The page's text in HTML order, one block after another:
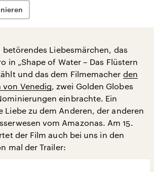
betörendes Liebesmärchen, das
in „Shape of Water – Das Flüstern
und das dem Filmemacher den
von Venedig, zwei Golden Globes
einbrachte. Ein
Liebe zu dem Anderen, der anderen
vom Amazonas. Am 15.
der Film auch bei uns in den
mal der Trailer: